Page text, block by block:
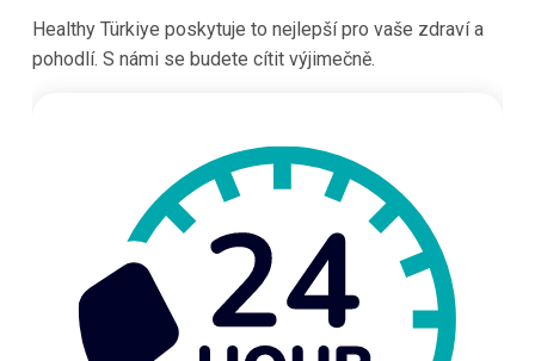
Healthy Türkiye poskytuje to nejlepší pro vaše zdraví a
pohodlí. S námi se budete cítit výjimečně.